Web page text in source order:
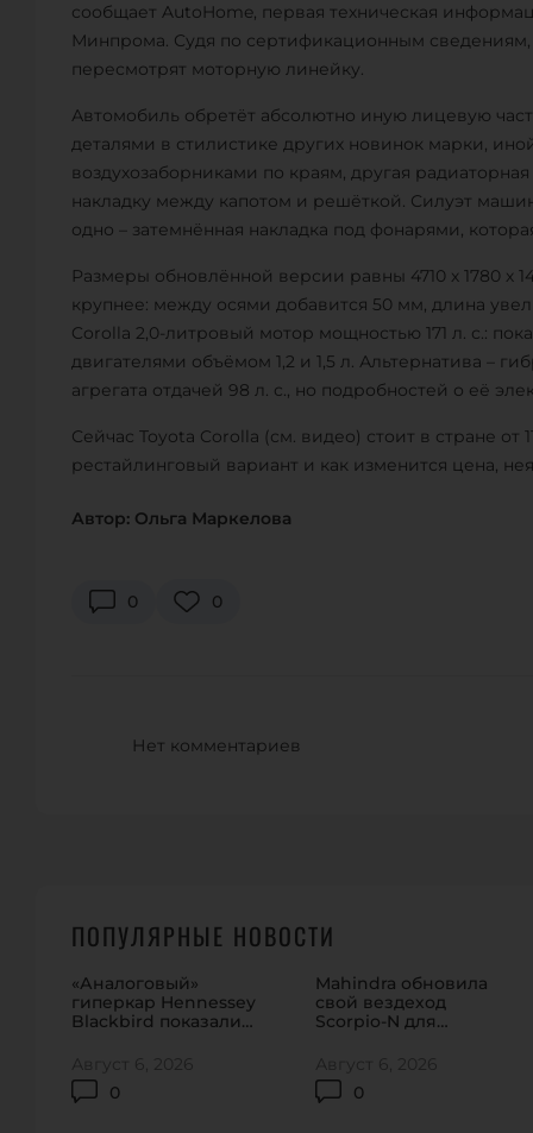
сообщает AutoHome, первая техническая
Минпрома. Судя по сертификационным
пересмотрят моторную линейку.
Автомобиль обретёт абсолютно иную лицевую
деталями в стилистике других новинок марки,
воздухозаборниками по краям, другая
накладку между капотом и решёткой. Силуэт
одно – затемнённая накладка под фонарями,
Размеры обновлённой версии равны 4710 х 1780 х
крупнее: между осями добавится 50 мм, длина
Corolla 2,0-литровый мотор мощностью 171 л. с.:
двигателями объёмом 1,2 и 1,5 л. Альтернатива –
агрегата отдачей 98 л. с., но подробностей о её
Сейчас Toyota Corolla (см. видео) стоит в стране от
рестайлинговый вариант и как изменится цена,
Автор: Ольга Маркелова
0 0
Нет комментариев
ПОПУЛЯРНЫЕ НОВОСТИ
«Аналоговый»
гиперкар Hennessey
Blackbird показали
0
Август 6, 2026
Mahindra обновила
свой вездеход
Scorpio-N для
0
Август 6, 2026